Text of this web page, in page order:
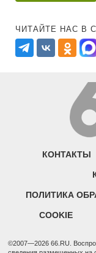
ЧИТАЙТЕ НАС В
КОНТАКТЫ
ПОЛИТИКА
COOKIE
©2007—2026 66.RU.